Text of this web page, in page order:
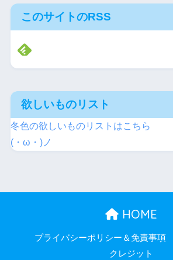
このサイトのRSS
欲しいものリスト
冬色の欲しいものリストはこちら
(・ω・)ノ
HOME
プライバシーポリシー＆免責事項
クレジット